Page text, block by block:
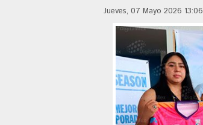
Jueves, 07 Mayo 2026 13:06